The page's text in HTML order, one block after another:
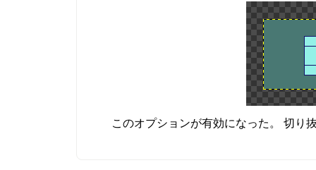
このオプションが有効になった。 切り